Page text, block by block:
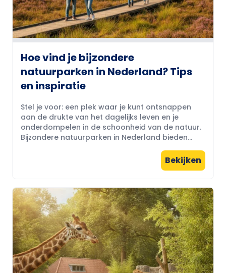
Hoe vind je bijzondere
natuurparken in Nederland? Tips
en inspiratie
Stel je voor: een plek waar je kunt ontsnappen
aan de drukte van het dagelijks leven en je
onderdompelen in de schoonheid van de natuur.
Bijzondere natuurparken in Nederland bieden...
Bekijken